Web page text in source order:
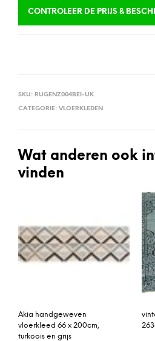
CONTROLEER DE PRIJS &
SKU: RUGENZ004BEI-UK
CATEGORIE: VLOERKLEDEN
Wat anderen ook
vinden
Akia handgeweven
vloerkleed 66 x 200cm,
turkoois en grijs